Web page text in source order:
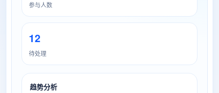
参与人数
12
待处理
趋势分析